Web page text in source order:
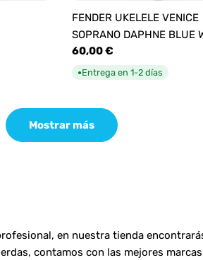
FENDER UKELELE VENICE
SOPRANO DAPHNE BLUE
Precio
habitual
60,00 €
●Entrega en 1-2 días
Mostrar más
en nuestra tienda
contamos con las mejores